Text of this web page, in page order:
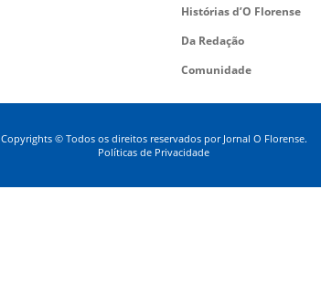
Histórias d’O Florense
Da Redação
Comunidade
Copyrights © Todos os direitos reservados por Jornal O Florense.
Políticas de Privacidade